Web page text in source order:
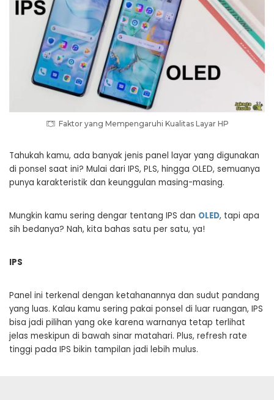
Faktor yang Mempengaruhi Kualitas Layar HP
Tahukah kamu, ada banyak jenis panel layar yang digunakan
di ponsel saat ini? Mulai dari IPS, PLS, hingga OLED, semuanya
punya karakteristik dan keunggulan masing-masing.
Mungkin kamu sering dengar tentang IPS dan OLED, tapi apa
sih bedanya? Nah, kita bahas satu per satu, ya!
IPS
Panel ini terkenal dengan ketahanannya dan sudut pandang
yang luas. Kalau kamu sering pakai ponsel di luar ruangan, IPS
bisa jadi pilihan yang oke karena warnanya tetap terlihat
jelas meskipun di bawah sinar matahari. Plus, refresh rate
tinggi pada IPS bikin tampilan jadi lebih mulus.